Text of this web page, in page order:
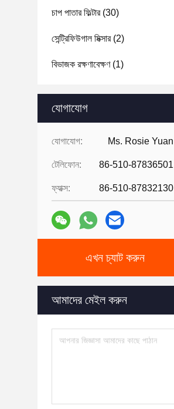
চাপ পাতার ফিল্টার(30)
সেন্ট্রিফিউগাল মিক্সার(2)
বিভাজক রক্ষণাবেক্ষণ(1)
যোগাযোগ
যোগাযোগ: Ms. Rosie Yuan
টেলিফোন: 86-510-87836501
ফ্যাক্স: 86-510-87832130
এখন চ্যাট করুন
আমাদের মেইল ​​করুন